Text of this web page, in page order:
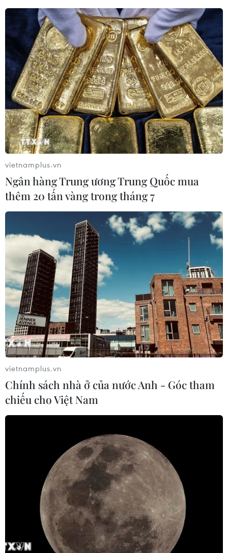
TIN CÙNG CHUYÊN MỤC
vietnamplus.vn
Ngân hàng Trung ương Trung Quốc mua
thêm 20 tấn vàng trong tháng 7
vietnamplus.vn
Chính sách nhà ở của nước Anh - Góc tham
chiếu cho Việt Nam